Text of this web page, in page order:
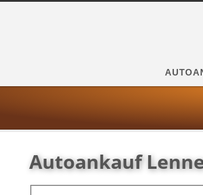
Autoankauf